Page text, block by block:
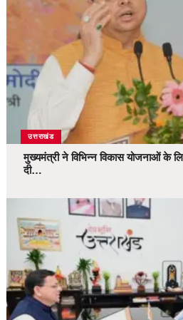
उत्तराखंड
मुख्यमंत्री ने विभिन्न विकास योजनाओं के
दी…